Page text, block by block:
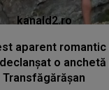
kanald2.ro
aparent
o
Transfăgărășan